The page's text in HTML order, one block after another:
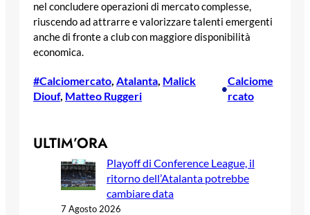
nel concludere operazioni di mercato complesse,
riuscendo ad attrarre e valorizzare talenti emergenti
anche di fronte a club con maggiore disponibilità
economica.
#Calciomercato Atalanta Malick
Diouf, Matteo Ruggeri
•
Calciome
rcato
ULTIM’ORA
Playoff di Conference League, il
ritorno dell’Atalanta potrebbe
cambiare data
7 Agosto 2026